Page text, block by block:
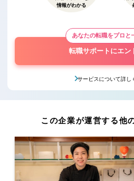
情報がわかる
あなたの転職をプロと
転職サポートにエン
サービスについて詳し
この企業が運営する他